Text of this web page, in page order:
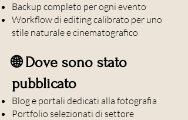
Backup completo per ogni evento
Workflow di editing calibrato per uno
stile naturale e cinematografico
🌐 Dove sono stato
pubblicato
Blog e portali dedicati alla fotografia
Portfolio selezionati di settore